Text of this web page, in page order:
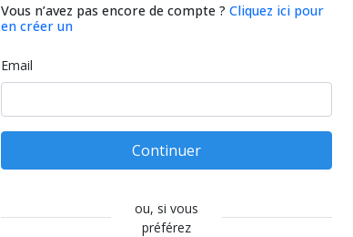
Vous n’avez pas encore de compte ? Cliquez ici pour
en créer un
Email
Continuer
ou, si vous
préférez